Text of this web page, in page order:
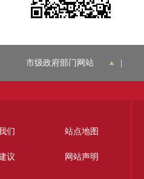
市级政府部门网站
们 站点地图
议 网站声明